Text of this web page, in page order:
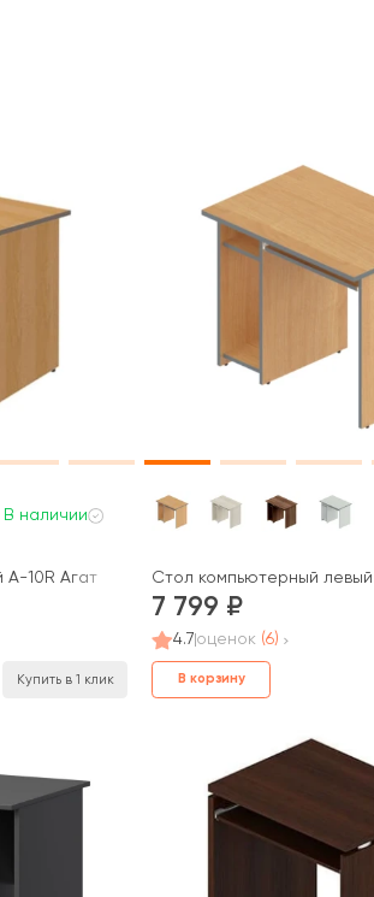
В наличии
А-10R Агат
Купить в 1 клик
Стол компьютерный
7 799
4.7 оценок (6)
В корзину